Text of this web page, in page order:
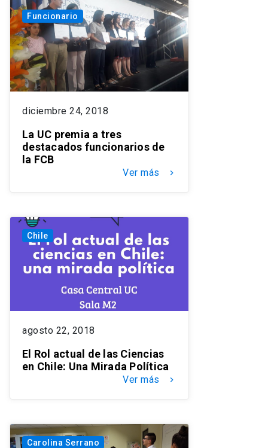
Funcionario
diciembre 24, 2018
La UC premia a tres
destacados funcionarios de
la FCB
Ver más keyboard_arrow_right
Chile
agosto 22, 2018
El Rol actual de las Ciencias
en Chile: Una Mirada Política
Ver más keyboard_arrow_right
Carolina Serrano